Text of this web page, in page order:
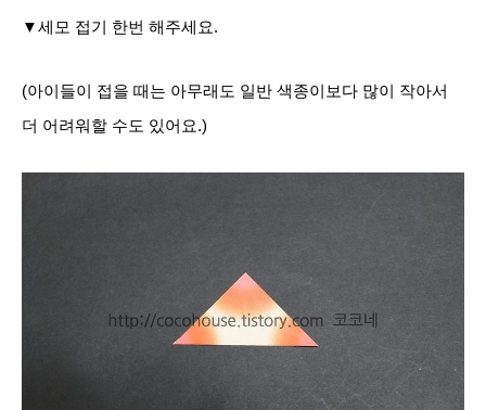
▼세모 접기 한번 해주세요.
(아이들이 접을 때는 아무래도 일반 색종이보다 많이 작아서
더 어려워할 수도 있어요.)